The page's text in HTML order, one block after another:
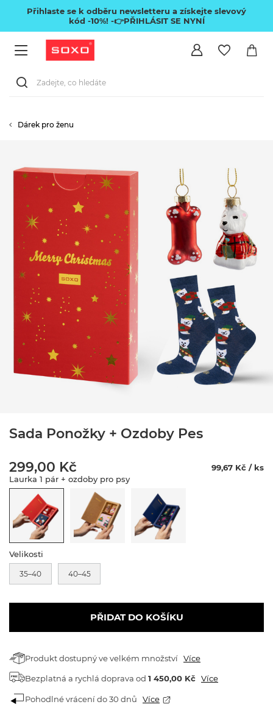
Přihlaste se k odběru newsletteru a získejte slevový
kód -10%! -👉PŘIHLÁSIT SE NYNÍ
Dárek pro ženu
Sada Ponožky + Ozdoby Pes
299,00 Kč
99,67 Kč / ks
Laurka 1 pár + ozdoby pro psy
Velikosti
35–40 40–45
PŘIDAT DO KOŠÍKU
Produkt dostupný ve velkém množství Více
Bezplatná a rychlá doprava od 1 450,00 Kč Více
Pohodlné vrácení do 30 dnů Více